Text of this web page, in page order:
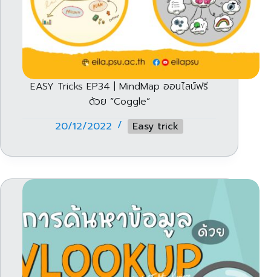
EASY Tricks EP34 | MindMap ออนไลน์ฟรี
ด้วย “Coggle”
20/12/2022
Easy trick